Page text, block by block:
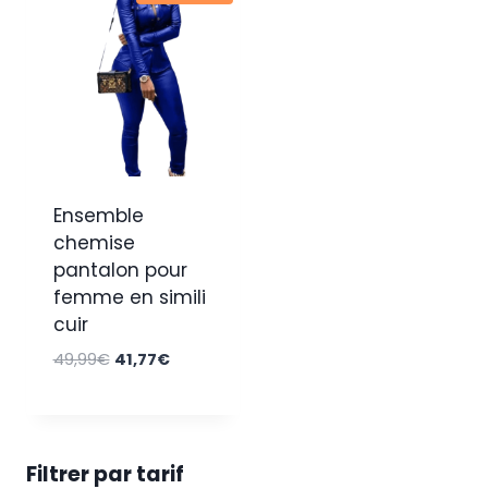
Ensemble
chemise
pantalon pour
femme en simili
cuir
49,99€ Le
49,99€.
41,77€Le
41,77€.
Filtrer par tarif